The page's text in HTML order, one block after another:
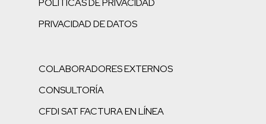
PRIVACIDAD DE DATOS
COLABORADORES EXTERNOS
CONSULTORÍA
CFDI SAT FACTURA EN LÍNEA